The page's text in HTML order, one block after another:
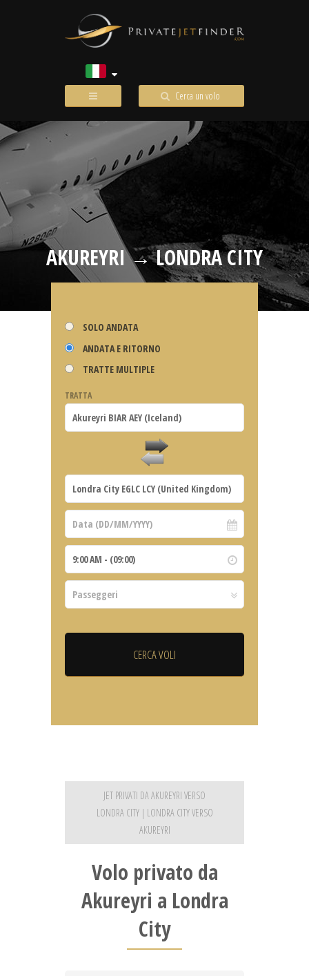
Cerca un volo
AKUREYRI → LONDRA CITY
SOLO ANDATA
ANDATA E RITORNO
TRATTE MULTIPLE
TRATTA
JET PRIVATI DA AKUREYRI VERSO
LONDRA CITY | LONDRA CITY VERSO
AKUREYRI
Volo privato da
Akureyri a Londra
City